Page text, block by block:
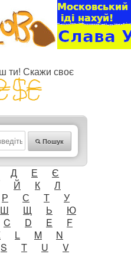
ти! Скажи своє
Пошук
Д Е
Є
Й К
Л
Р С Т
У
Ш Щ Ь
Ю
C D E
F
L M
N
S T U
V